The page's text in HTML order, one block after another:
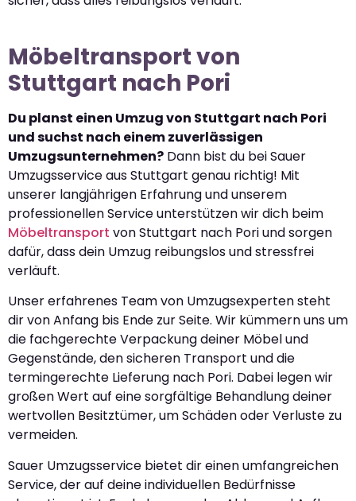
Möbeltransport von
Stuttgart nach Pori
Du planst einen Umzug von Stuttgart nach Pori
und suchst nach einem zuverlässigen
Umzugsunternehmen? Dann bist du bei Sauer
Umzugsservice aus Stuttgart genau richtig! Mit
unserer langjährigen Erfahrung und unserem
professionellen Service unterstützen wir dich beim
Möbeltransport von Stuttgart nach Pori und sorgen
dafür, dass dein Umzug reibungslos und stressfrei
verläuft.
Unser erfahrenes Team von Umzugsexperten steht
dir von Anfang bis Ende zur Seite. Wir kümmern uns um
die fachgerechte Verpackung deiner Möbel und
Gegenstände, den sicheren Transport und die
termingerechte Lieferung nach Pori. Dabei legen wir
großen Wert auf eine sorgfältige Behandlung deiner
wertvollen Besitztümer, um Schäden oder Verluste zu
vermeiden.
Sauer Umzugsservice bietet dir einen umfangreichen
Service, der auf deine individuellen Bedürfnisse